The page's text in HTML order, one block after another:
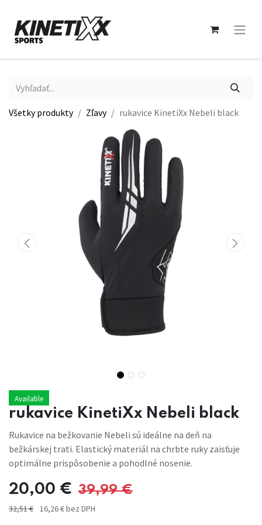
Všetky produkty Zľavy rukavice KinetiXx Nebeli black
Available
rukavice KinetiXx Nebeli black
Rukavice na bežkovanie Nebeli sú ideálne na deň na
bežkárskej trati. Elastický materiál na chrbte ruky zaisťuje
optimálne prispôsobenie a pohodlné nosenie.
20,00 € 39,99€
32,51€ 16,26€bez DPH